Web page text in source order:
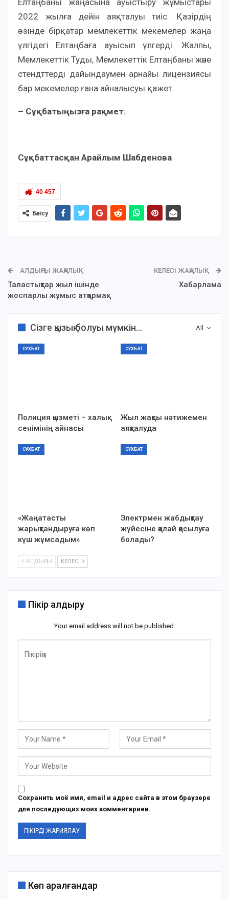
Елтаңбаны жаңасына ауыстыру жұмыстары
2022 жылға дейін аяқталуы тиіс. Қазірдің
өзінде бірқатар мемлекеттік мекемелер жаңа
үлгідегі Елтаңбаға ауысып үлгерді. Жалпы,
Мемлекеттік Туды, Мемлекеттік Елтаңбаны және
стендттерді дайындаумен арнайы лицензиясы
бар мекемелер ғана айналысуы қажет.
– Сұқбатыңызға рақмет.
Сұқбаттасқан Арайлым Шабденова
40 457
Бөлісу
АЛДЫҢҒЫ ЖАҢАЛЫҚ
Таластықтар жыл ішінде
жоспарлы жұмыс атқармақ
КЕЛЕСІ ЖАҢАЛЫҚ
Хабарлама
All
Сізге қызық болуы мүмкін...
СҰХБАТ
Полиция қызметі – халық
сенімінің айнасы
СҰХБАТ
Жыл жақсы нәтижемен
аяқталуда
СҰХБАТ
«Жаңатасты
жарықтандыруға көп
күш жұмсадым»
СҰХБАТ
Электрмен жабдықтау
жүйесіне қалай қосылуға
болады?
АЛДЫҢҒЫ КЕЛЕСІ
Пікір қалдыру
Your email address will not be published.
Сохранить моё имя, email и адрес сайта в этом браузере
для последующих моих комментариев.
Көп қаралғандар